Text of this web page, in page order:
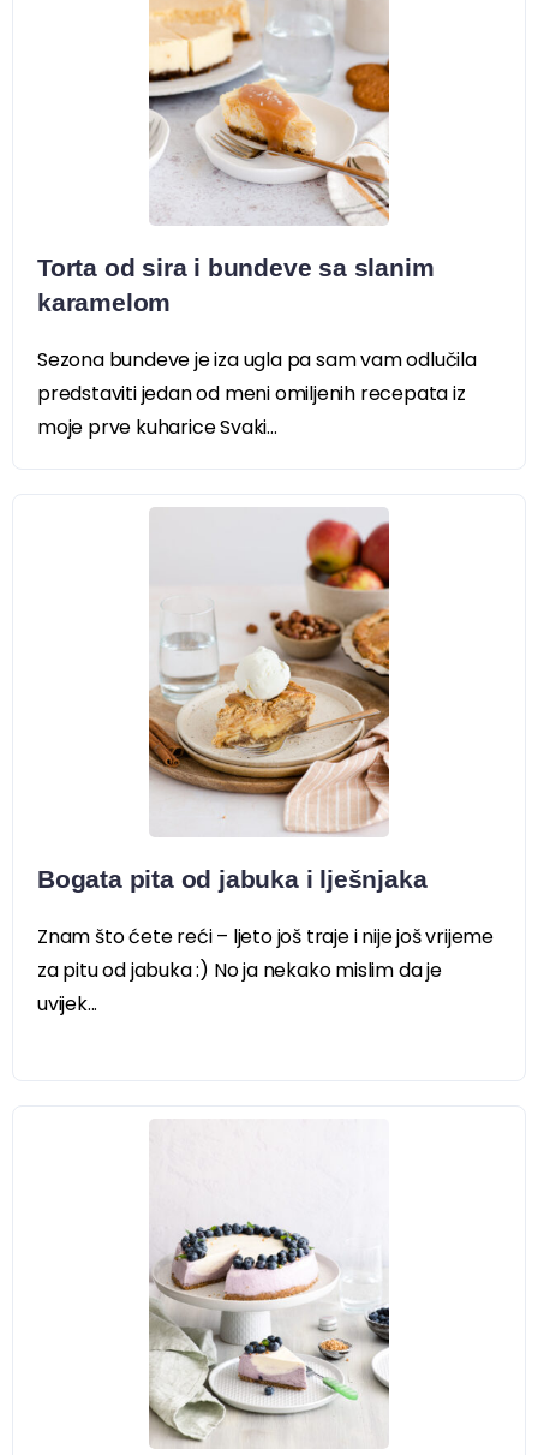
Torta od sira i bundeve sa slanim
karamelom
Sezona bundeve je iza ugla pa sam vam odlučila
predstaviti jedan od meni omiljenih recepata iz
moje prve kuharice Svaki...
Bogata pita od jabuka i lješnjaka
Znam što ćete reći – ljeto još traje i nije još vrijeme
za pitu od jabuka :) No ja nekako mislim da je
uvijek...